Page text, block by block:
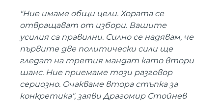
"Ние имаме общи цели. Хората се
отвращават от избори. Вашите
усилия са правилни. Силно се надявам, че
първите две политически сили ще
гледат на третия мандат като втори
шанс. Ние приемаме този разговор
сериозно. Очакваме втора стъпка за
конкретика", заяви Драгомир Стойнев